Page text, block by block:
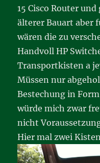
15 Cisco Router
älterer Bauart aber
wären die zu
Handvoll HP
Transportkisten a
Müssen nur
Bestechung in
würde mich zwar
nicht
Hier mal zwei